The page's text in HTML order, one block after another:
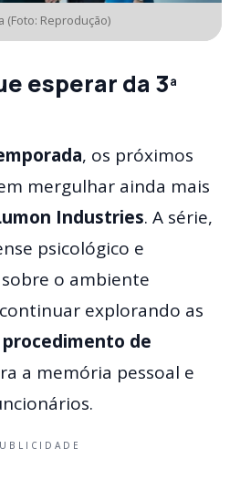
(Foto: Reprodução)
esperar da 3ª
, os próximos
mergulhar ainda mais
Industries. A série,
psicológico e
o ambiente
explorando as
procedimento de
a memória pessoal e